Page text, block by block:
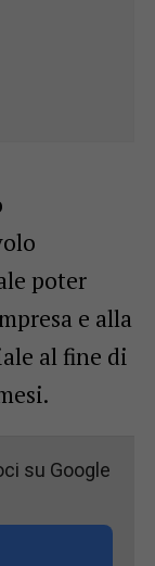
poter
e alla
al fine di
su Google